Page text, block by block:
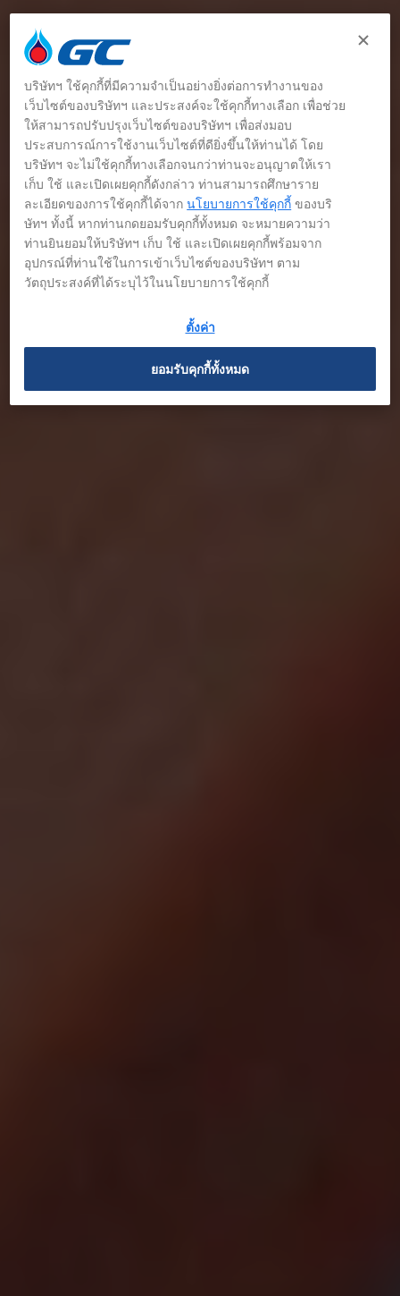
บริษัทฯ ใช้คุกกี้ที่มีความจำเป็นอย่างยิ่งต่อการทำงานของ
เว็บไซต์ของบริษัทฯ และประสงค์จะใช้คุกกี้ทางเลือก เพื่อช่วย
ให้สามารถปรับปรุงเว็บไซต์ของบริษัทฯ เพื่อส่งมอบ
ประสบการณ์การใช้งานเว็บไซต์ที่ดียิ่งขึ้นให้ท่านได้ โดย
บริษัทฯ จะไม่ใช้คุกกี้ทางเลือกจนกว่าท่านจะอนุญาตให้เรา
เก็บ ใช้ และเปิดเผยคุกกี้ดังกล่าว ท่านสามารถศึกษาราย
ละเอียดของการใช้คุกกี้ได้จากนโยบายการใช้คุกกี้ ของบริ
ษัทฯ ทั้งนี้ หากท่านกดยอมรับคุกกี้ทั้งหมด จะหมายความว่า
ท่านยินยอมให้บริษัทฯ เก็บ ใช้ และเปิดเผยคุกกี้พร้อมจาก
อุปกรณ์ที่ท่านใช้ในการเข้าเว็บไซต์ของบริษัทฯ ตาม
วัตถุประสงค์ที่ได้ระบุไว้ในนโยบายการใช้คุกกี้
ตั้งค่า
ยอมรับคุกกี้ทั้งหมด